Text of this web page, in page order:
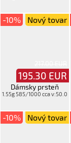
-10%
195.30 EUR
Nový tovar
Dámsky prsteň
1.55g 585/1000 cca v:50.0
-10% Nový tovar